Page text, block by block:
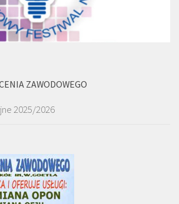
ZAWODOWEGO
2025/2026